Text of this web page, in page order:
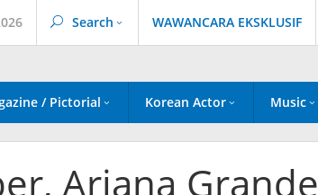
Search WAWANCARA EKSKLUSIF
/ Pictorial Korean Actor Music
Ariana Grande